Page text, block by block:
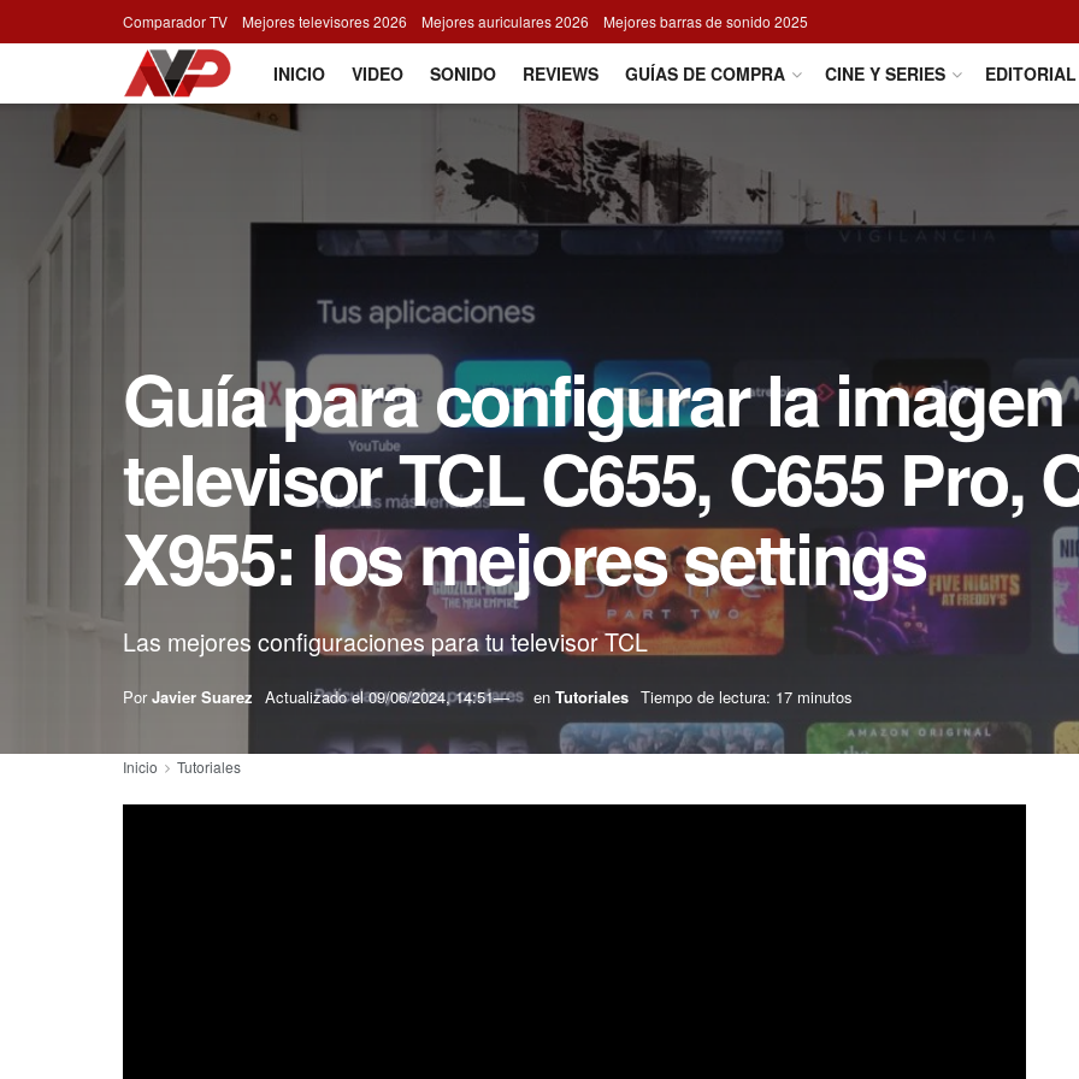
Comparador TV Mejores televisores 2026 Mejores auriculares 2026 Mejores barras de sonido 2025
INICIO VIDEO SONIDO REVIEWS GUÍAS DE COMPRA CINE Y SERIES EDITORIAL
Guía para configurar la
televisor TCL C655, C655 Pro,
X955: los mejores settings
Las mejores configuraciones para tu televisor TCL
Por Javier Suarez Actualizado el09/06/2024, 14:51 en Tutoriales Tiempo de lectura: 17 minutos
Inicio Tutoriales